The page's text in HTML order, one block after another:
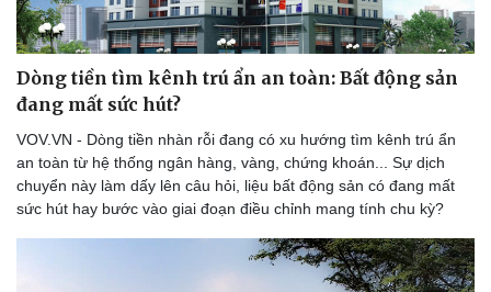
Dinh dưỡng - món ngon
Đời sống
Nhà đẹp
Tình yêu - Gia đình
Dòng tiền tìm kênh trú ẩn an toàn: Bất động sản
đang mất sức hút?
VOV.VN - Dòng tiền nhàn rỗi đang có xu hướng tìm kênh trú ẩn
an toàn từ hệ thống ngân hàng, vàng, chứng khoán... Sự dịch
chuyển này làm dấy lên câu hỏi, liệu bất động sản có đang mất
sức hút hay bước vào giai đoạn điều chỉnh mang tính chu kỳ?